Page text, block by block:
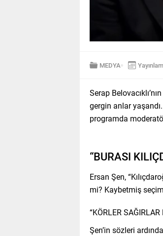
MEDYA
Serap
gergin anlar
programda
“BURASI
Ersan Şen,
mi? Kaybetmiş
“KÖRLER
Şen’in sözleri